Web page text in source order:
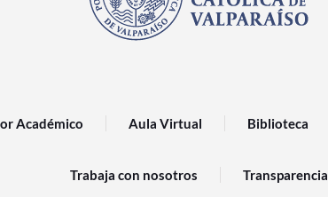
Académico Aula Virtual Biblioteca
Trabaja con nosotros Transparencia